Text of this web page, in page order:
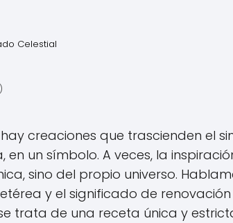
Celestial
creaciones que trascienden el
en un símbolo. A veces, la
sino del propio universo.
y el significado de
trata de una receta única y